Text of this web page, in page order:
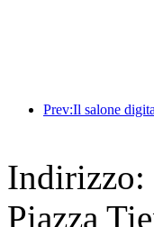
Indirizzo:
Piazza